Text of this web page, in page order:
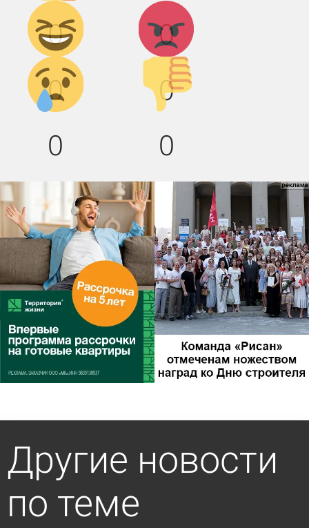
0 0
Дикий
смех!
0
Агрессия!
0
Грусть :(
0
Палец
вниз!
0
Другие новости
по теме